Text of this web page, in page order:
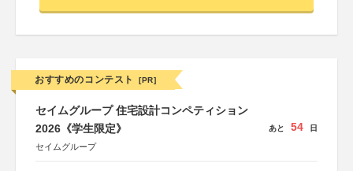
おすすめのコンテスト [PR]
セイムグループ 住宅設計コンペティション
2026《学生限定》
セイムグループ
あと 54 日